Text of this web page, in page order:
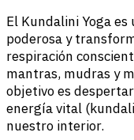
El Kundalini Yoga
poderosa y
respiración
mantras, mudras y
objetivo es
energía vital
nuestro interior.